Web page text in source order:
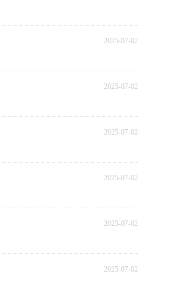
2025-07-02
2025-07-02
2025-07-02
2025-07-02
2025-07-02
2025-07-02